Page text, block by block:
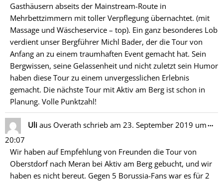
Gasthäusern abseits der Mainstream-Route in
Mehrbettzimmern mit toller Verpflegung übernachtet. (mit
Massage und Wäscheservice – top). Ein ganz besonderes Lob
verdient unser Bergführer Michl Bader, der die Tour von
Anfang an zu einem traumhaften Event gemacht hat. Sein
Bergwissen, seine Gelassenheit und nicht zuletzt sein Humor
haben diese Tour zu einem unvergesslichen Erlebnis
gemacht. Die nächste Tour mit Aktiv am Berg ist schon in
Planung. Volle Punktzahl!
Uli aus Overath schrieb am 23. September 2019 um
20:07
Wir haben auf Empfehlung von Freunden die Tour von
Oberstdorf nach Meran bei Aktiv am Berg gebucht, und wir
haben es nicht bereut. Gegen 5 Borussia-Fans war es für 2
…